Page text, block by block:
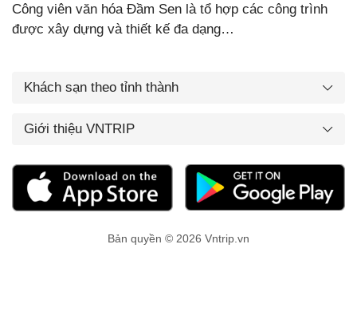
Công viên văn hóa Đầm Sen là tổ hợp các công trình
được xây dựng và thiết kế đa dạng…
Khách sạn theo tỉnh thành
Giới thiệu VNTRIP
Bản quyền © 2026 Vntrip.vn